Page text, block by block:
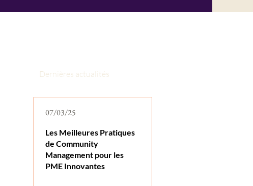
Dernières actualités
07/03/25
Les Meilleures Pratiques
de Community
Management pour les
PME Innovantes